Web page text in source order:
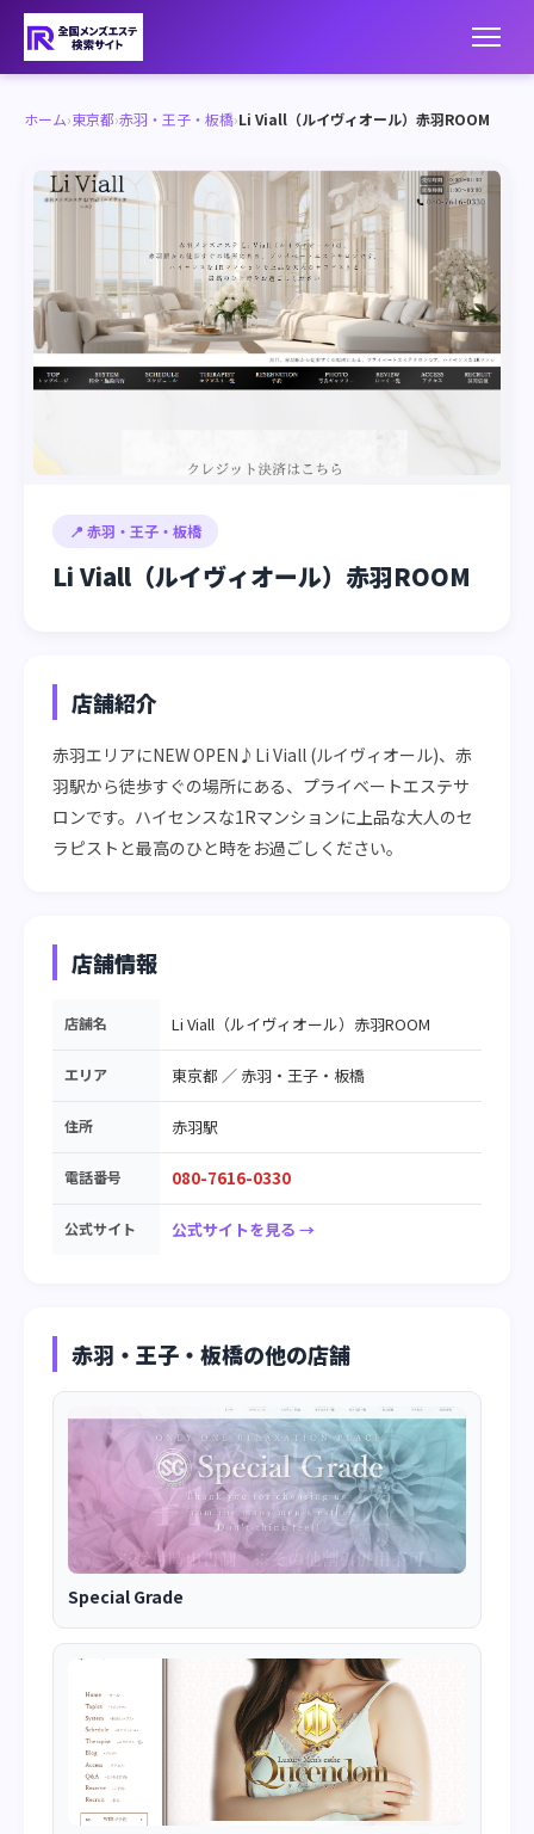
ホーム›東京都›赤羽・王子・板橋›Li Viall（ルイヴィオール）赤羽ROOM
📍 赤羽・王子・板橋
Li Viall（ルイヴィオール）赤羽ROOM
店舗紹介
赤羽エリアにNEW OPEN♪Li Viall (ルイヴィオール)、赤
羽駅から徒歩すぐの場所にある、プライベートエステサ
ロンです。ハイセンスな1Rマンションに上品な大人のセ
ラピストと最高のひと時をお過ごしください。
店舗情報
店舗名 Li Viall（ルイヴィオール）赤羽ROOM
エリア 東京都 ／ 赤羽・王子・板橋
住所 赤羽駅
電話番号 080-7616-0330
公式サイト 公式サイトを見る →
赤羽・王子・板橋の他の店舗
Special Grade